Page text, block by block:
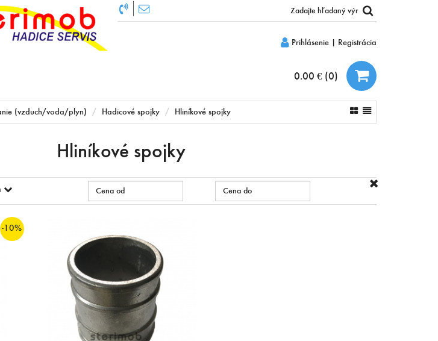
Prihlásenie | Registrácia
0.00 € (0)
(vzduch/voda/plyn) Hadicové spojky Hliníkové spojky
Hliníkové spojky
-10%